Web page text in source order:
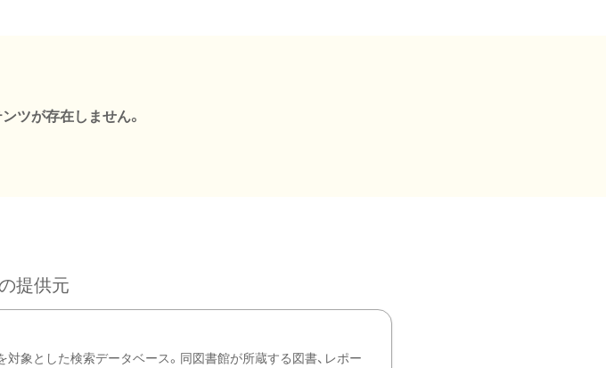
ツが存在しません。
提供元
象とした検索データベース。同図書館が所蔵する図書、レポー